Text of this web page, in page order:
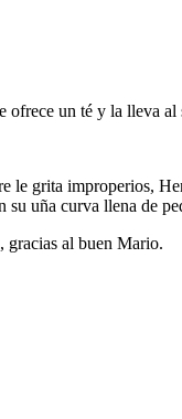
ofrece un té y la lleva al
grita improperios,
su uña curva llena de
gracias al buen Mario.